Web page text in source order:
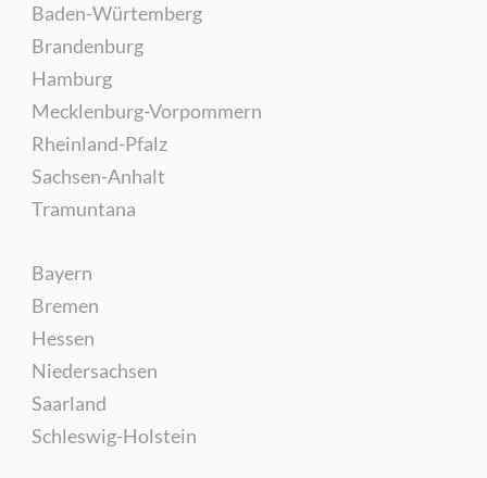
Baden-Würtemberg
Brandenburg
Hamburg
Mecklenburg-Vorpommern
Rheinland-Pfalz
Sachsen-Anhalt
Tramuntana
Bayern
Bremen
Hessen
Niedersachsen
Saarland
Schleswig-Holstein